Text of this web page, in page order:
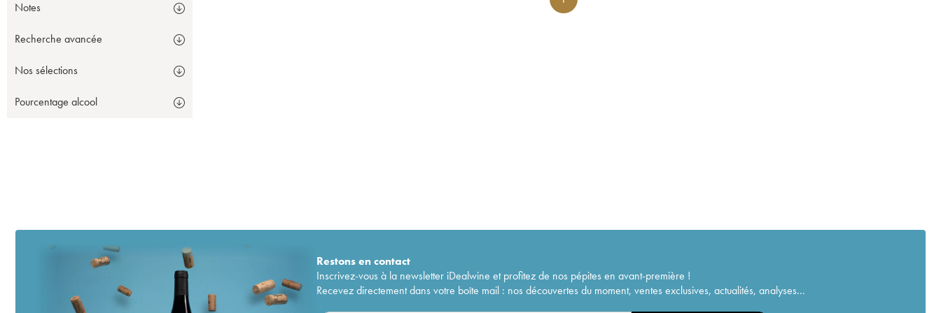
Notes
Recherche avancée
Nos sélections
Pourcentage alcool
Restons encontact
Inscrivez-vous à la newsletter iDealwine et profitez de nos pépites en avant-première !
Recevez directement dans votre boîte mail : nos découvertes du moment, ventes exclusives, actualités, analyses...